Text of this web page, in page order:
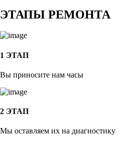
ЭТАПЫ РЕМОНТА
1 ЭТАП
Вы приносите нам часы
2 ЭТАП
Мы оставляем их на диагностику